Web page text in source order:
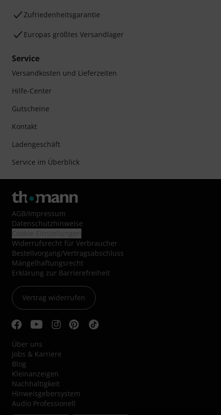
Zufriedenheitsgarantie
Europas größtes Versandlager
Service
Versandkosten und Lieferzeiten
Hilfe-Center
Gutscheine
Kontakt
Ladengeschäft
Service im Überblick
AGB/Impressum
Datenschutzhinweise
Widerrufsrecht für Verbraucher
Bestellvorgang/Vertragsabschluss
Mängelhaftungsrecht
Erklärung zur Barrierefreiheit
Vertrag widerrufen
Über uns
Jobs & Karriere
Blog
Kleinanzeigen
Nachhaltigkeit
Hinweisgebersystem
Audio Professionell